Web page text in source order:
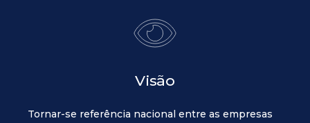
Visão
Tornar-se referência nacional entre as empresas